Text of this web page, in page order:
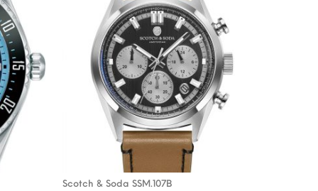
Scotch & Soda SSM.107B